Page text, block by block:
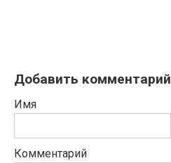
Добавить комментарий
Имя
Комментарий